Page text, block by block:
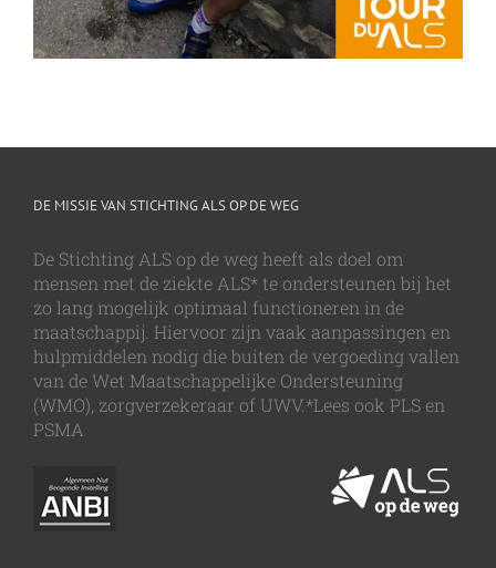
DE MISSIE VAN STICHTING ALS OP DE WEG
De Stichting ALS op de weg heeft als doel om
mensen met de ziekte ALS* te ondersteunen bij het
zo lang mogelijk optimaal functioneren in de
maatschappij. Hiervoor zijn vaak aanpassingen en
hulpmiddelen nodig die buiten de vergoeding vallen
van de Wet Maatschappelijke Ondersteuning
(WMO), zorgverzekeraar of UWV.*Lees ook PLS en
PSMA